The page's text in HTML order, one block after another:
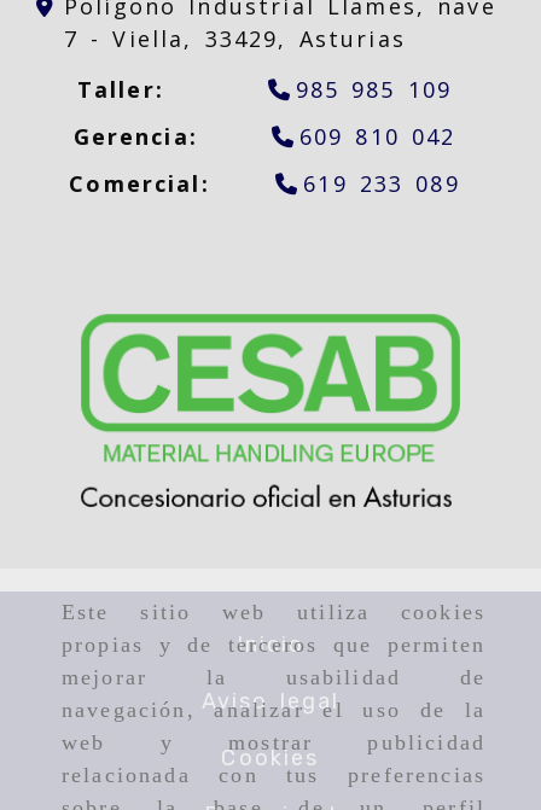
Este sitio web utiliza cookies
propias y de terceros que permiten
mejorar la usabilidad de
navegación, analizar el uso de la
web y mostrar publicidad
relacionada con tus preferencias
7 -Viella, 33429, Asturias
Taller:
985 985 109
Gerencia:
609 810 042
Comercial:
619 233 089
Inicio
Aviso legal
Cookies